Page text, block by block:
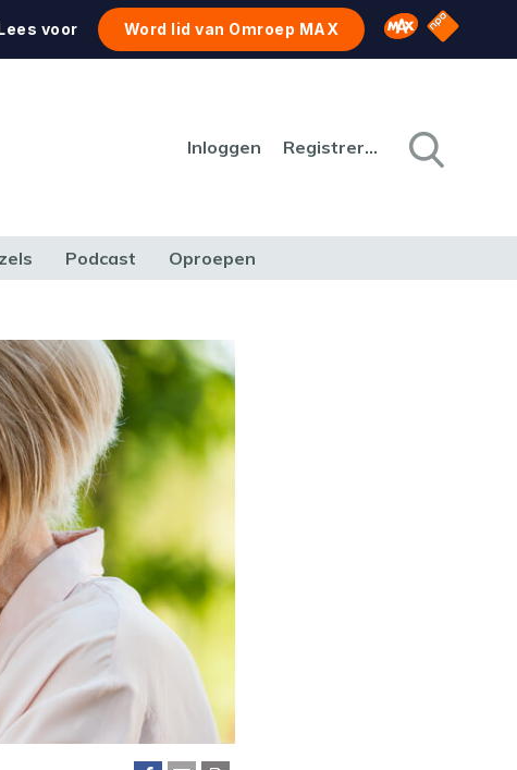
voor Word lid van Omroep MAX Omroep MAX
NPO
Inloggen Registreren
Podcast Oproepen